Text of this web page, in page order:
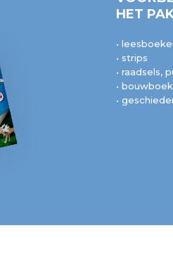
HET
•
• strips
• raadsels,
•
•